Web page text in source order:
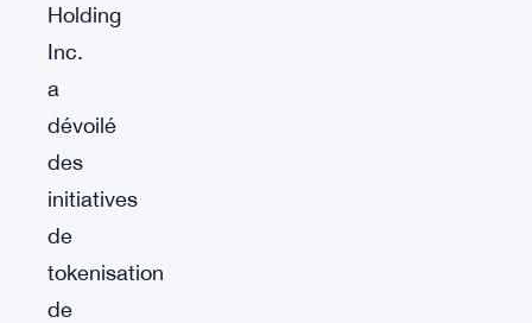
Holding
Inc.
a
dévoilé
des
initiatives
de
tokenisation
de